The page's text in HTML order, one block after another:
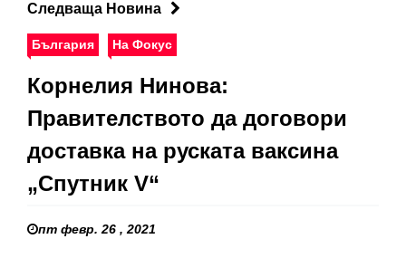
Следваща Новина
България На Фокус
Корнелия Нинова:
Правителството да договори
доставка на руската ваксина
„Спутник V“
пт февр. 26 , 2021